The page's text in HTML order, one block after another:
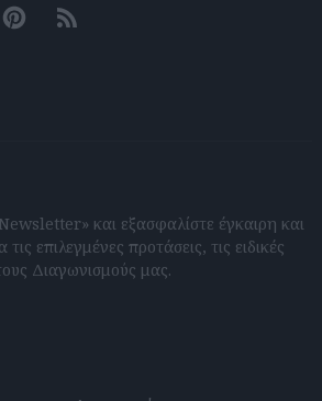
PinterestRSS feeds
και εξασφαλίστε έγκαιρη και
επιλεγμένες προτάσεις, τις ειδικές
Διαγωνισμούς μας.